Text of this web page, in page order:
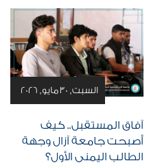
السبت, 30 مايو, 2026
آفاق المستقبل.. كيف
أصبحت جامعة آزال وجهة
الطالب اليمني الأول؟